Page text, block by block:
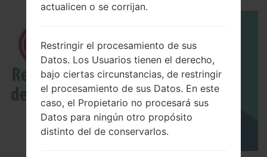
actualicen o se corrijan.
Restringir el procesamiento de sus
Datos. Los Usuarios tienen el derecho,
bajo ciertas circunstancias, de restringir
el procesamiento de sus Datos. En este
caso, el Propietario no procesará sus
Datos para ningún otro propósito
distinto del de conservarlos.